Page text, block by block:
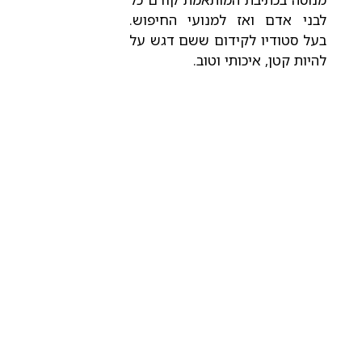
לבני אדם ואז למנועי החיפוש.
בעל סטודיו לקידום ששם דגש על
להיות קטן, איכותי וטוב.